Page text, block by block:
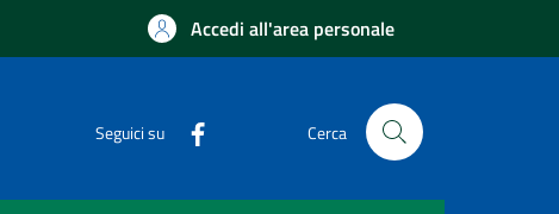
Accedi all'area personale
Seguici su Cerca